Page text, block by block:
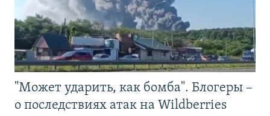
"Может ударить, как бомба". Блогеры –
о последствиях атак на Wildberries